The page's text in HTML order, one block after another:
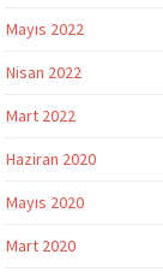
Mayıs 2022
Nisan 2022
Mart 2022
Haziran 2020
Mayıs 2020
Mart 2020